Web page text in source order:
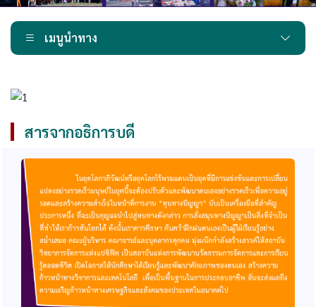
เมนูนำทาง
สารจากอธิการบดี